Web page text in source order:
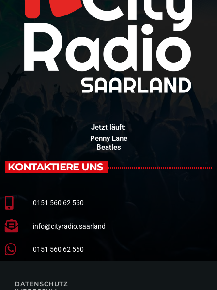
Jetzt läuft:
Penny Lane
Beatles
KONTAKTIERE UNS
0151 560 62 560
info@cityradio.saarland
0151 560 62 560
DATENSCHUTZ